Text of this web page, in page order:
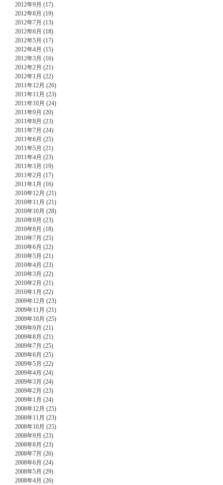
2012年9月 (17)
2012年8月 (19)
2012年7月 (13)
2012年6月 (18)
2012年5月 (17)
2012年4月 (15)
2012年3月 (16)
2012年2月 (21)
2012年1月 (22)
2011年12月 (26)
2011年11月 (23)
2011年10月 (24)
2011年9月 (20)
2011年8月 (23)
2011年7月 (24)
2011年6月 (25)
2011年5月 (21)
2011年4月 (23)
2011年3月 (19)
2011年2月 (17)
2011年1月 (16)
2010年12月 (21)
2010年11月 (21)
2010年10月 (28)
2010年9月 (23)
2010年8月 (18)
2010年7月 (25)
2010年6月 (22)
2010年5月 (21)
2010年4月 (23)
2010年3月 (22)
2010年2月 (21)
2010年1月 (22)
2009年12月 (23)
2009年11月 (21)
2009年10月 (25)
2009年9月 (21)
2009年8月 (21)
2009年7月 (25)
2009年6月 (25)
2009年5月 (22)
2009年4月 (24)
2009年3月 (24)
2009年2月 (23)
2009年1月 (24)
2008年12月 (25)
2008年11月 (23)
2008年10月 (25)
2008年9月 (23)
2008年8月 (23)
2008年7月 (26)
2008年6月 (24)
2008年5月 (29)
2008年4月 (26)